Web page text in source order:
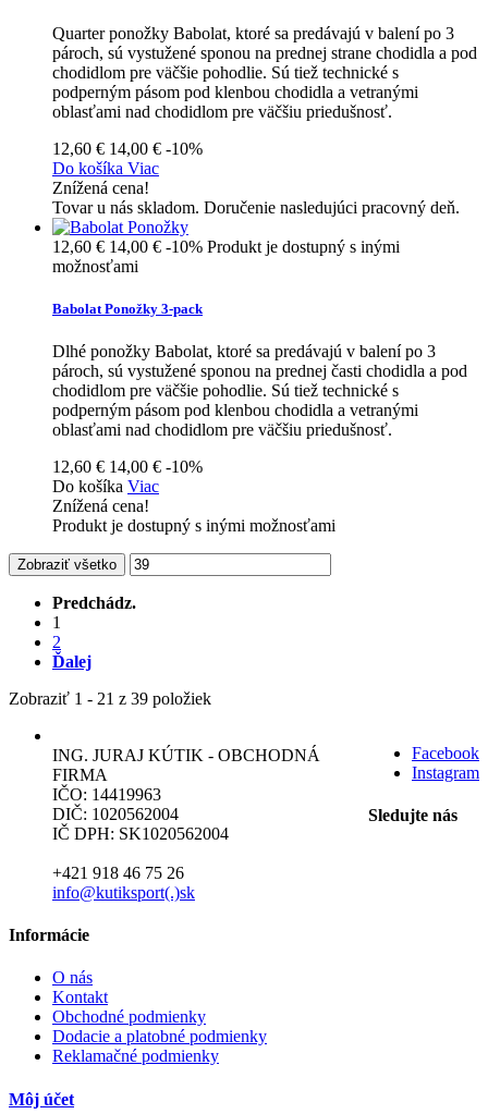
Quarter ponožky Babolat, ktoré sa predávajú v balení po 3
pároch, sú vystužené sponou na prednej strane chodidla a pod
chodidlom pre väčšie pohodlie. Sú tiež technické s
podperným pásom pod klenbou chodidla a vetranými
oblasťami nad chodidlom pre väčšiu priedušnosť.
12,60 € 14,00 € -10%
Do košíka Viac
Znížená cena!
Tovar u nás skladom. Doručenie nasledujúci pracovný deň.
12,60 € 14,00 € -10% Produkt je dostupný s inými
možnosťami
Babolat Ponožky 3-pack
Dlhé ponožky Babolat, ktoré sa predávajú v balení po 3
pároch, sú vystužené sponou na prednej časti chodidla a pod
chodidlom pre väčšie pohodlie. Sú tiež technické s
podperným pásom pod klenbou chodidla a vetranými
oblasťami nad chodidlom pre väčšiu priedušnosť.
12,60 € 14,00 € -10%
Do košíka Viac
Znížená cena!
Produkt je dostupný s inými možnosťami
Zobraziť všetko
Predchádz.
1
2
Ďalej
Zobraziť 1 - 21 z 39 položiek
Facebook
Instagram
Sledujte nás
ING. JURAJ KÚTIK - OBCHODNÁ
FIRMA
IČO: 14419963
DIČ: 1020562004
IČ DPH: SK1020562004
+421 918 46 75 26
info@kutiksport(.)sk
Informácie
O nás
Kontakt
Obchodné podmienky
Dodacie a platobné podmienky
Reklamačné podmienky
Môj účet